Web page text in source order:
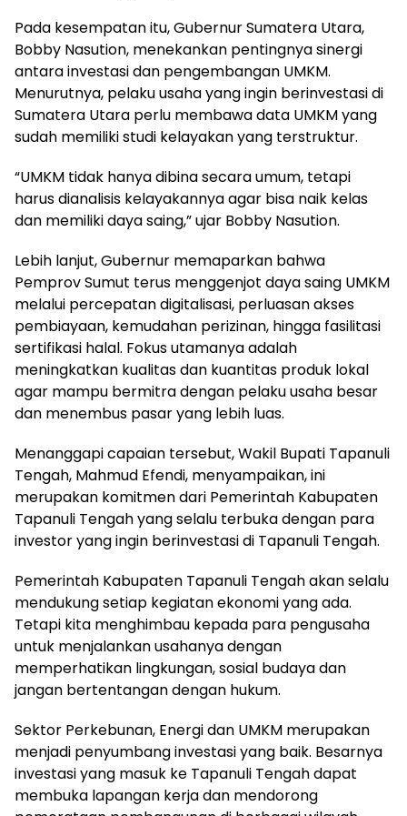
Pada kesempatan itu, Gubernur Sumatera Utara,
Bobby Nasution, menekankan pentingnya sinergi
antara investasi dan pengembangan UMKM.
Menurutnya, pelaku usaha yang ingin berinvestasi di
Sumatera Utara perlu membawa data UMKM yang
sudah memiliki studi kelayakan yang terstruktur.
“UMKM tidak hanya dibina secara umum, tetapi
harus dianalisis kelayakannya agar bisa naik kelas
dan memiliki daya saing,” ujar Bobby Nasution.
Lebih lanjut, Gubernur memaparkan bahwa
Pemprov Sumut terus menggenjot daya saing UMKM
melalui percepatan digitalisasi, perluasan akses
pembiayaan, kemudahan perizinan, hingga fasilitasi
sertifikasi halal. Fokus utamanya adalah
meningkatkan kualitas dan kuantitas produk lokal
agar mampu bermitra dengan pelaku usaha besar
dan menembus pasar yang lebih luas.
Menanggapi capaian tersebut, Wakil Bupati Tapanuli
Tengah, Mahmud Efendi, menyampaikan, ini
merupakan komitmen dari Pemerintah Kabupaten
Tapanuli Tengah yang selalu terbuka dengan para
investor yang ingin berinvestasi di Tapanuli Tengah.
Pemerintah Kabupaten Tapanuli Tengah akan selalu
mendukung setiap kegiatan ekonomi yang ada.
Tetapi kita menghimbau kepada para pengusaha
untuk menjalankan usahanya dengan
memperhatikan lingkungan, sosial budaya dan
jangan bertentangan dengan hukum.
Sektor Perkebunan, Energi dan UMKM merupakan
menjadi penyumbang investasi yang baik. Besarnya
investasi yang masuk ke Tapanuli Tengah dapat
membuka lapangan kerja dan mendorong